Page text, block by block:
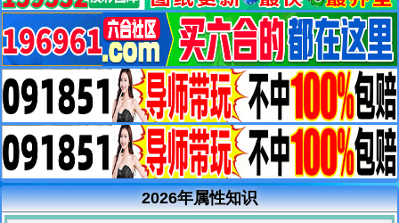
2026年属性知识